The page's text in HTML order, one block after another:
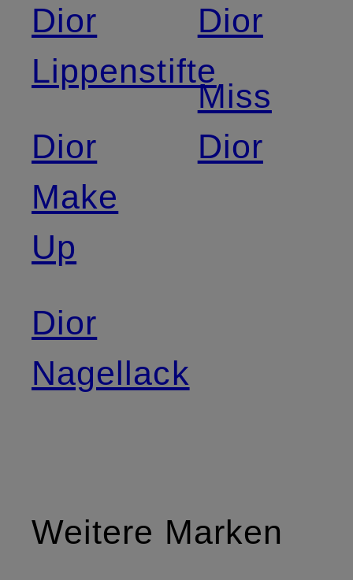
Dior
Lippenstifte
Dior
Make
Up
Dior
Nagellack
Dior
Miss
Dior
Weitere Marken